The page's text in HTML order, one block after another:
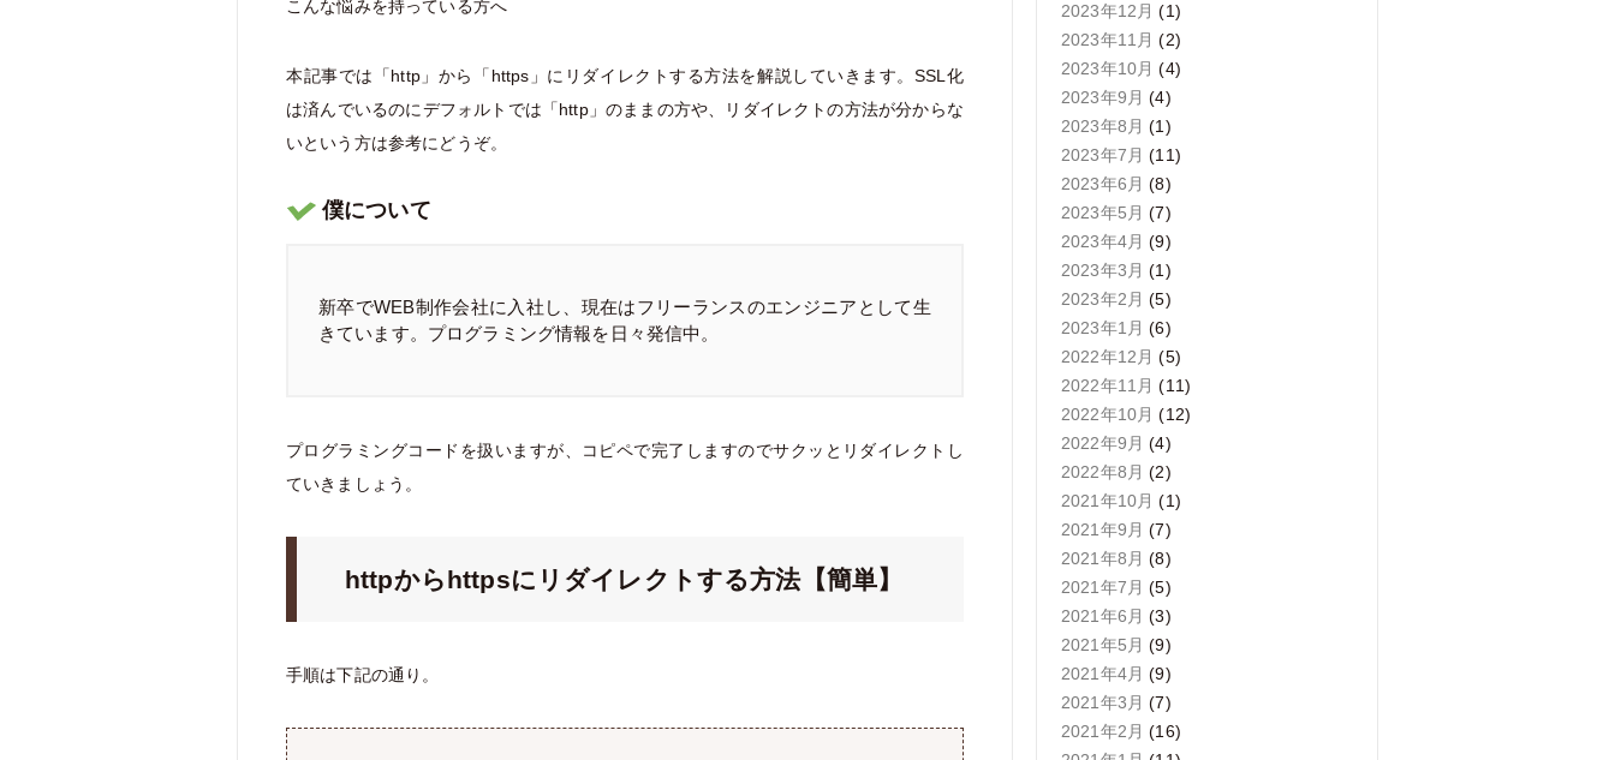
こんな悩みを持っている方へ
本記事では「http」から「https」にリダイレクトする方法を解説していきます。SSL化
は済んでいるのにデフォルトでは「http」のままの方や、リダイレクトの方法が分からな
いという方は参考にどうぞ。
僕について
新卒でWEB制作会社に入社し、現在はフリーランスのエンジニアとして生
きています。プログラミング情報を日々発信中。
プログラミングコードを扱いますが、コピペで完了しますのでサクッとリダイレクトし
ていきましょう。
httpからhttpsにリダイレクトする方法【簡単】
手順は下記の通り。
2023年12月 (1)
2023年11月 (2)
2023年10月 (4)
2023年9月 (4)
2023年8月 (1)
2023年7月 (11)
2023年6月 (8)
2023年5月 (7)
2023年4月 (9)
2023年3月 (1)
2023年2月 (5)
2023年1月 (6)
2022年12月 (5)
2022年11月 (11)
2022年10月 (12)
2022年9月 (4)
2022年8月 (2)
2021年10月 (1)
2021年9月 (7)
2021年8月 (8)
2021年7月 (5)
2021年6月 (3)
2021年5月 (9)
2021年4月 (9)
2021年3月 (7)
2021年2月 (16)